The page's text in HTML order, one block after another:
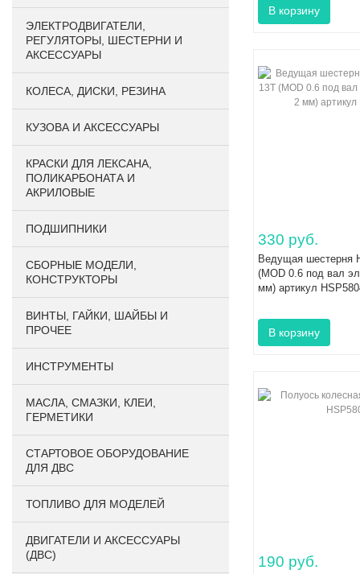
ЭЛЕКТРОДВИГАТЕЛИ,
РЕГУЛЯТОРЫ, ШЕСТЕРНИ И
АКСЕССУАРЫ
КОЛЕСА, ДИСКИ, РЕЗИНА
КУЗОВА И АКСЕССУАРЫ
КРАСКИ ДЛЯ ЛЕКСАНА,
ПОЛИКАРБОНАТА И
АКРИЛОВЫЕ
ПОДШИПНИКИ
CБОРНЫЕ МОДЕЛИ,
КОНСТРУКТОРЫ
ВИНТЫ, ГАЙКИ, ШАЙБЫ И
ПРОЧЕЕ
ИНСТРУМЕНТЫ
МАСЛА, СМАЗКИ, КЛЕИ,
ГЕРМЕТИКИ
СТАРТОВОЕ ОБОРУДОВАНИЕ
ДЛЯ ДВС
ТОПЛИВО ДЛЯ МОДЕЛЕЙ
ДВИГАТЕЛИ И АКСЕССУАРЫ
(ДВС)
330 руб.
Ведущая шестерня
(MOD 0.6 под вал
мм) артикул
190 руб.